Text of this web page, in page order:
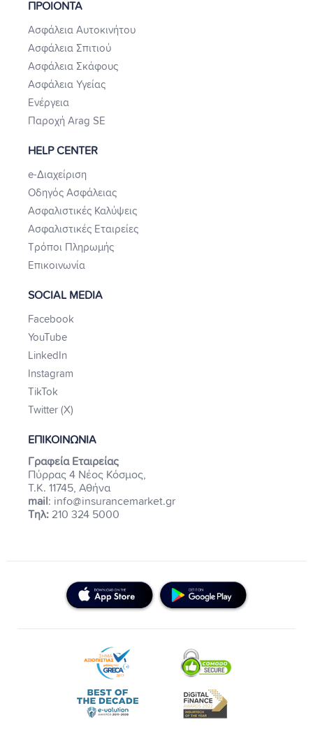
ΠΡΟΙΟΝΤΑ
Ασφάλεια Αυτοκινήτου
Ασφάλεια Σπιτιού
Ασφάλεια Σκάφους
Ασφάλεια Υγείας
Ενέργεια
Παροχή Arag SE
HELP CENTER
e-Διαχείριση
Οδηγός Ασφάλειας
Ασφαλιστικές Καλύψεις
Ασφαλιστικές Εταιρείες
Τρόποι Πληρωμής
Επικοινωνία
SOCIAL MEDIA
Facebook
YouTube
LinkedIn
Instagram
TikTok
Twitter (X)
ΕΠΙΚΟΙΝΩΝΙΑ
Γραφεία Εταιρείας
Πύρρας 4 Νέος Κόσμος,
Τ.Κ. 11745, Αθήνα
mail: info@insurancemarket.gr
Τηλ: 210 324 5000